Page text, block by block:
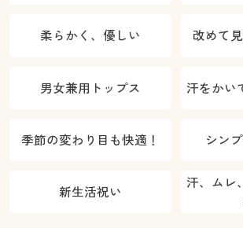
柔らかく、優しい 改めて
男女兼用トップス 汗をかい
季節の変わり目も快適！ シン
新生活祝い
汗、ムレ